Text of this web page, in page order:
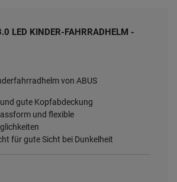
LED KINDER-FAHRRADHELM -
von ABUS
gute Kopfabdeckung
und flexible
für gute Sicht bei Dunkelheit